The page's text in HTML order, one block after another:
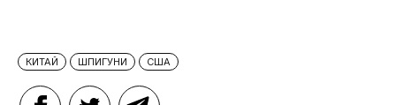
КИТАЙ ШПИГУНИ США